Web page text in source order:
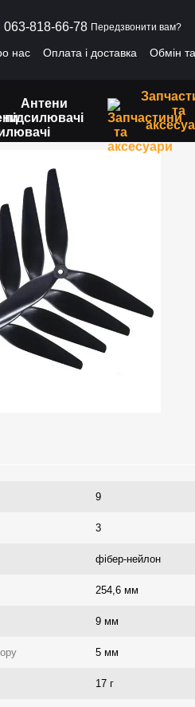
063-818-66-78 Передзвонити вам?
нас Оплата і доставка Обмін
Антени
підсилювачі
та
9
3
фібер-нейлон
254,6 мм
9 мм
5 мм
17 г